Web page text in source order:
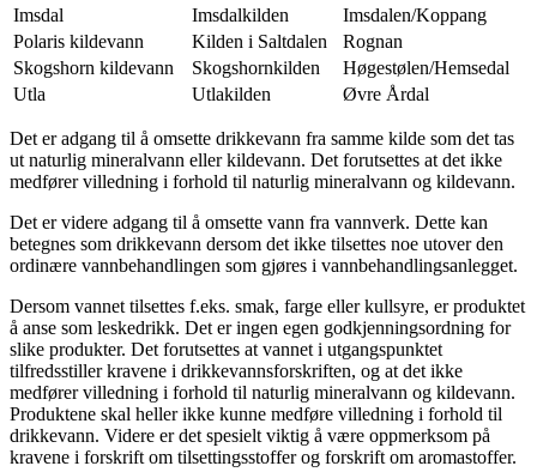
Imsdal
Imsdalkilden
Imsdalen/Koppang
Polaris kildevann
Kilden i Saltdalen
Rognan
Skogshorn kildevann
Skogshornkilden
Høgestølen/Hemsedal
Utla
Utlakilden Øvre Årdal
Det er adgang til å omsette drikkevann fra samme kilde som det tas
ut naturlig mineralvann eller kildevann. Det forutsettes at det ikke
medfører villedning i forhold til naturlig mineralvann og kildevann.
Det er videre adgang til å omsette vann fra vannverk. Dette kan
betegnes som drikkevann dersom det ikke tilsettes noe utover den
ordinære vannbehandlingen som gjøres i vannbehandlingsanlegget.
Dersom vannet tilsettes f.eks. smak, farge eller kullsyre, er produktet
å anse som leskedrikk. Det er ingen egen godkjenningsordning for
slike produkter. Det forutsettes at vannet i utgangspunktet
tilfredsstiller kravene i drikkevannsforskriften, og at det ikke
medfører villedning i forhold til naturlig mineralvann og kildevann.
Produktene skal heller ikke kunne medføre villedning i forhold til
drikkevann. Videre er det spesielt viktig å være oppmerksom på
kravene i forskrift om tilsettingsstoffer og forskrift om aromastoffer.